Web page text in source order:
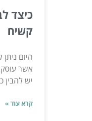
כיצד
קשיח
היום
אשר
יש להבין
קרא עוד »